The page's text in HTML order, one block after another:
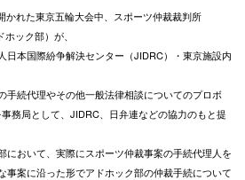
かれた東京五輪大会中、スポーツ仲裁裁判所
ック部）が、
日本国際紛争解決センター（JIDRC）・東京施設内
手続代理やその他一般法律相談についてのプロボ
務局として、JIDRC、日弁連などの協力のもと提
において、実際にスポーツ仲裁事案の手続代理人を
事案に沿った形でアドホック部の仲裁手続について